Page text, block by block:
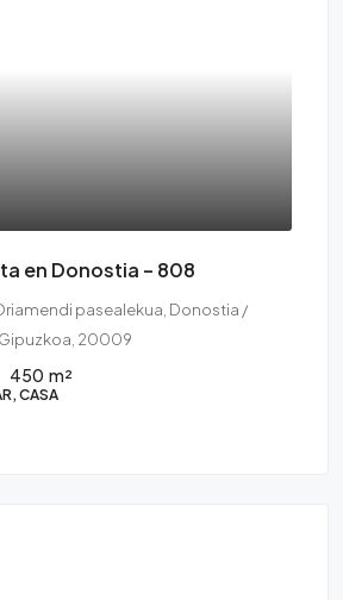
Piso en venta en Irún – 763
El Pinar, Pinar, Belaskoenea, Irun, Gipuzkoa,
20301
1
PISO